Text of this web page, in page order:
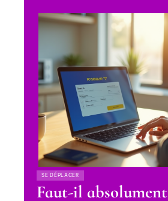
SE DÉPLACER
Faut-il absolument